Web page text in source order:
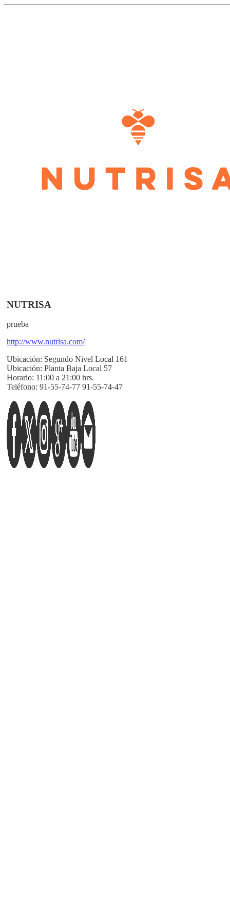
NUTRISA
prueba
http://www.nutrisa.com/
Ubicación: Segundo Nivel Local 161
Ubicación: Planta Baja Local 57
Horario: 11:00 a 21:00 hrs.
Teléfono: 91-55-74-77 91-55-74-47